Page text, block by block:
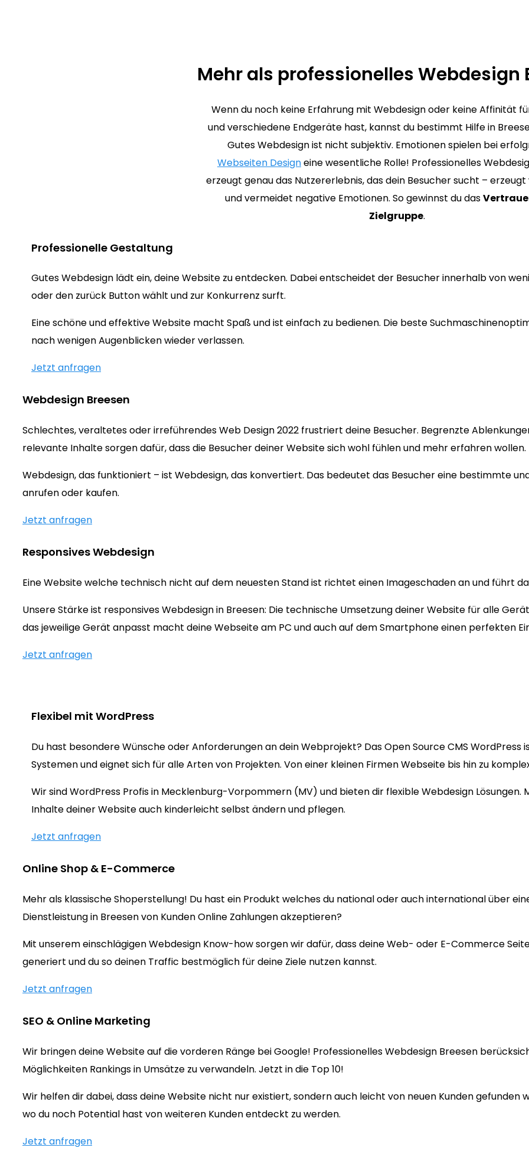
Mehr als professionelles Webdesign
Wenn du noch keine Erfahrung mit Webdesign oder keine Affinität
und verschiedene Endgeräte hast, kannst du bestimmt Hilfe in
Gutes Webdesign ist nicht subjektiv. Emotionen spielen bei
Webseiten Designeine wesentliche Rolle! Professionelles
erzeugt genau das Nutzererlebnis, das dein Besucher sucht –
und vermeidet negative Emotionen. So gewinnst du das
Zielgruppe.
Professionelle Gestaltung
Gutes Webdesign lädt ein, deine Website zu entdecken. Dabei entscheidet der Besucher innerhalb von
oder den zurück Button wählt und zur Konkurrenz surft.
Eine schöne und effektive Website macht Spaß und ist einfach zu bedienen. Die beste
nach wenigen Augenblicken wieder verlassen.
Jetzt anfragen
Webdesign Breesen
Schlechtes, veraltetes oder irreführendes Web Design 2022 frustriert deine Besucher. Begrenzte
relevante Inhalte sorgen dafür, dass die Besucher deiner Website sich wohl fühlen und mehr erfahren wollen.
Webdesign, das funktioniert – ist Webdesign, das konvertiert. Das bedeutet das Besucher eine bestimmte
anrufen oder kaufen.
Jetzt anfragen
Responsives Webdesign
Eine Website welche technisch nicht auf dem neuesten Stand ist richtet einen Imageschaden an und führt
Unsere Stärke ist responsives Webdesign in Breesen: Die technische Umsetzung deiner Website für alle
das jeweilige Gerät anpasst macht deine Webseite am PC und auch auf dem Smartphone einen perfekten
Jetzt anfragen
Flexibel mit WordPress
Du hast besondere Wünsche oder Anforderungen an dein Webprojekt? Das Open Source CMS
Systemen und eignet sich für alle Arten von Projekten. Von einer kleinen Firmen Webseite bis hin zu
Wir sind WordPress Profis in Mecklenburg-Vorpommern (MV) und bieten dir flexible Webdesign
Inhalte deiner Website auch kinderleicht selbst ändern und pflegen.
Jetzt anfragen
Online Shop & E-Commerce
Mehr als klassische Shoperstellung! Du hast ein Produkt welches du national oder auch international über
Dienstleistung in Breesen von Kunden Online Zahlungen akzeptieren?
Mit unserem einschlägigen Webdesign Know-how sorgen wir dafür, dass deine Web- oder E-Commerce
generiert und du so deinen Traffic bestmöglich für deine Ziele nutzen kannst.
Jetzt anfragen
SEO & Online Marketing
Wir bringen deine Website auf die vorderen Ränge bei Google! Professionelles Webdesign Breesen
Möglichkeiten Rankings in Umsätze zu verwandeln. Jetzt in die Top 10!
Wir helfen dir dabei, dass deine Website nicht nur existiert, sondern auch leicht von neuen Kunden
wo du noch Potential hast von weiteren Kunden entdeckt zu werden.
Jetzt anfragen